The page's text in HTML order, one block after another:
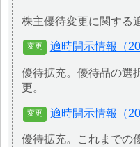
株主優待変更に関する
適時開示情報（
優待拡充。優待品の選
更。
適時開示情報（
優待拡充。これまでの